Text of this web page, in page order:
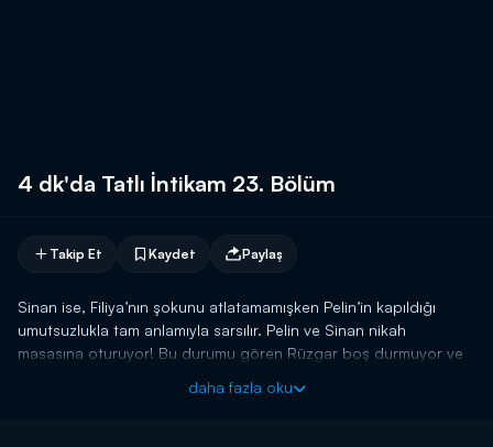
4 dk'da Tatlı İntikam 23. Bölüm
Takip Et Kaydet Paylaş
Sinan ise, Filiya’nın şokunu atlatamamışken Pelin’in kapıldığı
umutsuzlukla tam anlamıyla sarsılır. Pelin ve Sinan nikah
masasına oturuyor! Bu durumu gören Rüzgar boş durmuyor ve
daha fazla oku